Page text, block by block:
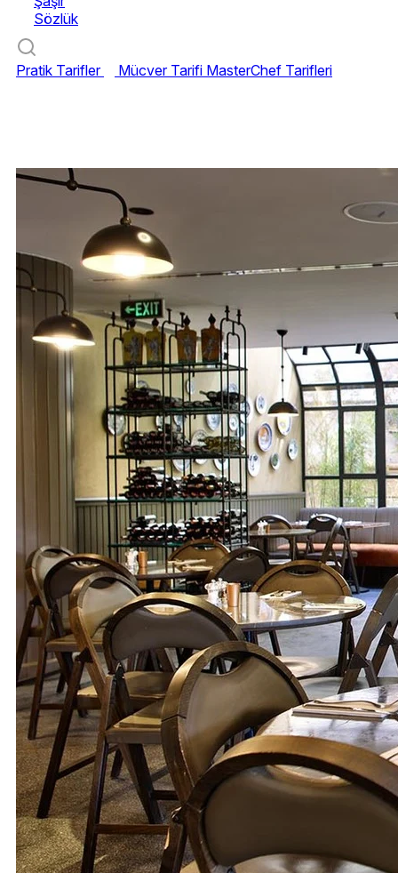
Sözlük
Pratik Tarifler Mücver Tarifi MasterChef Tarifleri